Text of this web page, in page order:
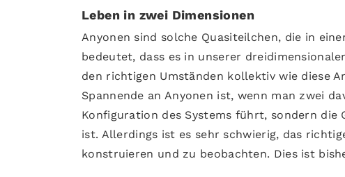
Leben in zwei Dimensionen
Anyonen sind solche Quasiteilchen, die in
bedeutet, dass es in unserer
den richtigen Umständen kollektiv wie diese
Spannende an Anyonen ist, wenn man zwei
Konfiguration des Systems führt, sondern die
ist. Allerdings ist es sehr schwierig, das
konstruieren und zu beobachten. Dies ist